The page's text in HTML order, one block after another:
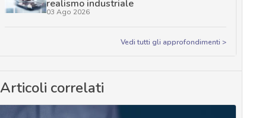
realismo industriale
03 Ago 2026
Vedi tutti gli approfondimenti >
Articoli correlati